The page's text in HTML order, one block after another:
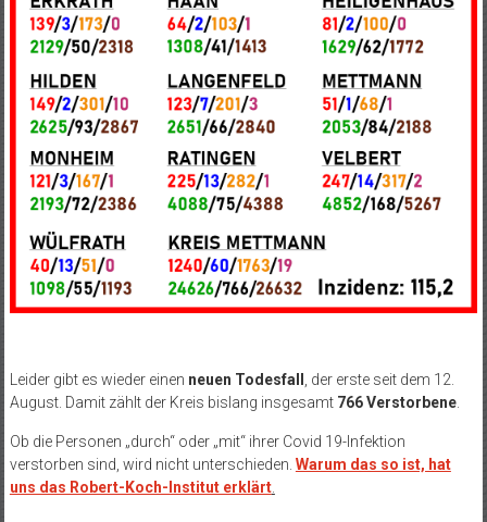
Leider gibt es wieder einen neuen Todesfall
, der erste seit dem 12.
August. Damit zählt der Kreis bislang insgesamt 766 Verstorbene.
Ob die Personen „durch“ oder „mit“ ihrer Covid 19-Infektion
verstorben sind, wird nicht unterschieden. Warum das so ist, hat
uns das Robert-Koch-Institut erklärt.